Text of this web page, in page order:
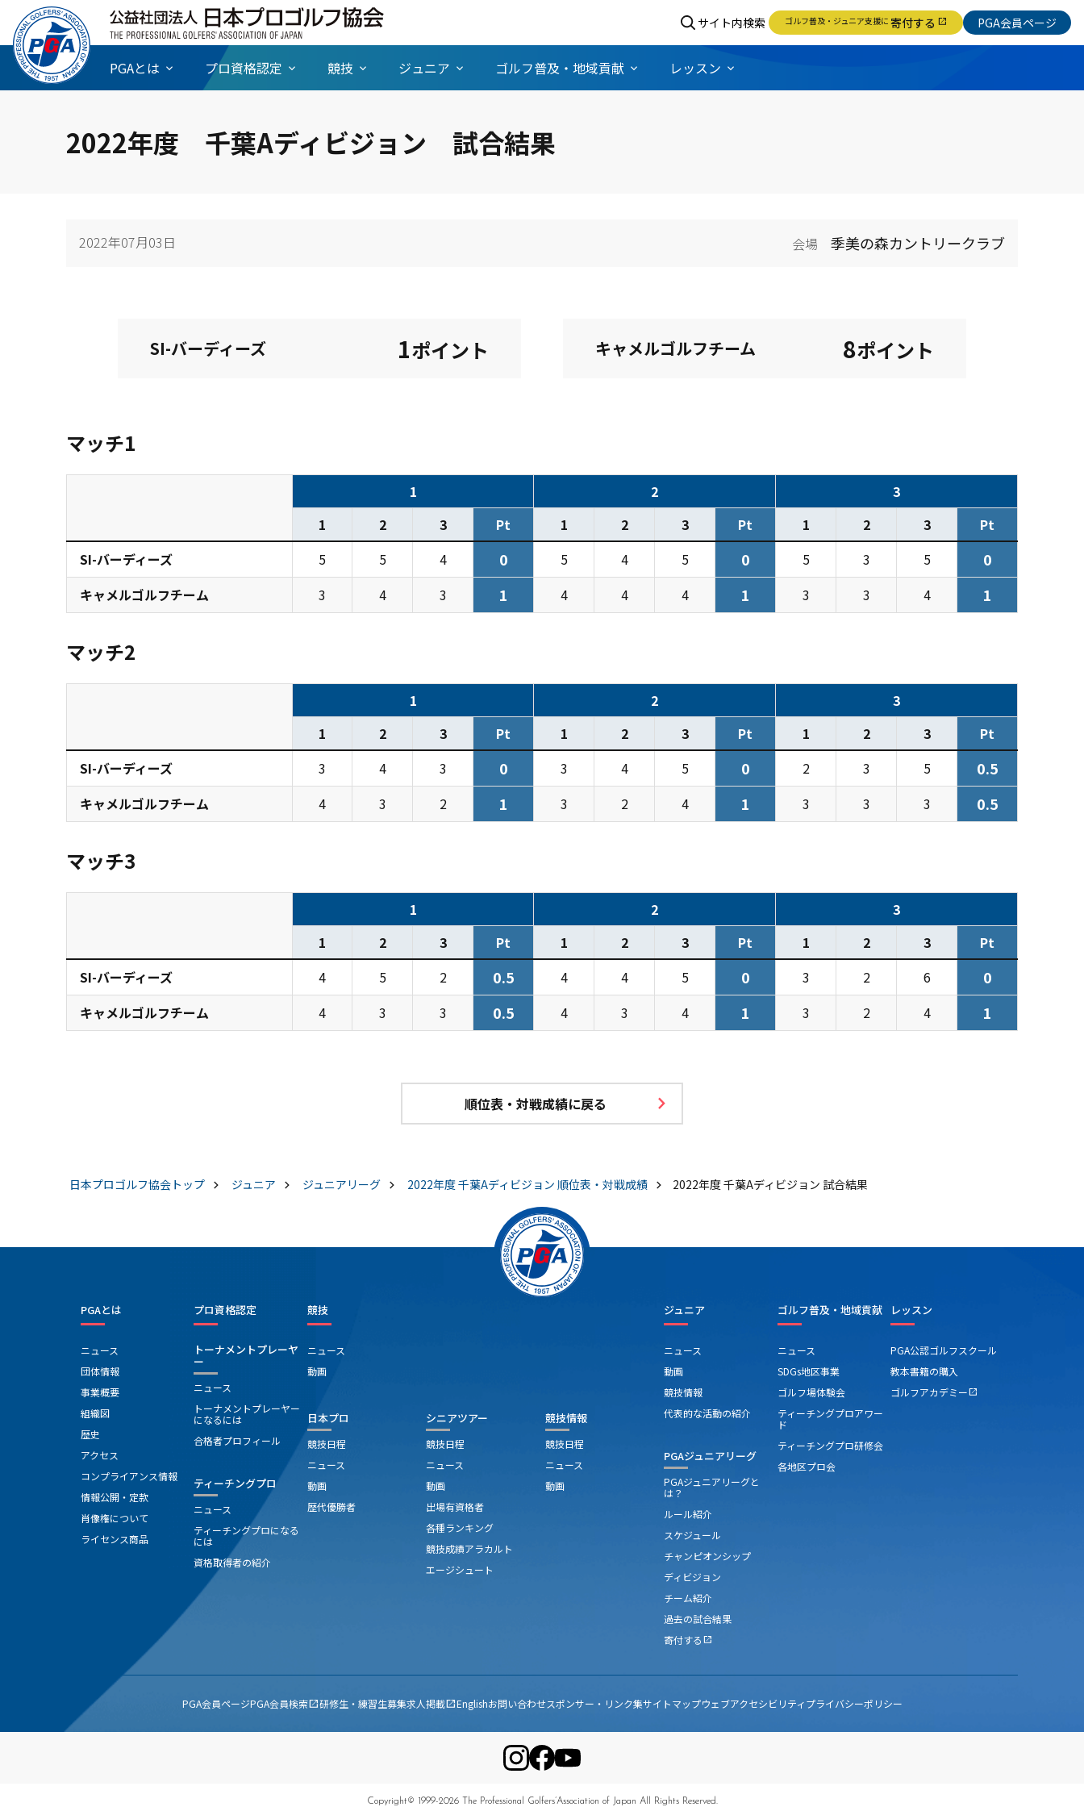
サイト内検索 ゴルフ普及・ジュニア支援に 寄付する open_in_new PGA会員ページ
PGAとは プロ資格認定 競技 ジュニア ゴルフ普及・地域貢献 レッスン
2022年度 千葉Aディビジョン 試合結果
2022年07月03日 会場 季美の森カントリークラブ
SI-バーディーズ 1ポイント キャメルゴルフチーム 8ポイント
マッチ1
1 2
3
1
2 3 Pt 1 2 3 Pt 1 2 3
Pt
SI-バーディーズ
5 5 4 0 5 4 5 0 5 3 5 0
キャメルゴルフチーム 3 4 3 1 4 4 4 1 3 3 4 1
マッチ2
1 2
3
1
2 3 Pt 1 2 3 Pt 1 2 3
Pt
SI-バーディーズ
3 4 3 0 3 4 5 0 2 3 5 0.5
キャメルゴルフチーム 4 3 2 1 3 2 4 1 3 3 3 0.5
マッチ3
1 2
3
1
2 3 Pt 1 2 3 Pt 1 2 3
Pt
SI-バーディーズ
4 5 2 0.5 4 4 5 0 3 2 6 0
キャメルゴルフチーム 4 3 3 0.5 4 3 4 1 3 2 4 1
順位表・対戦成績に戻る
日本プロゴルフ協会 トップ ジュニア ジュニアリーグ 2022年度 千葉Aディビジョン 順位表・対戦成績 2022年度 千葉Aディビジョン 試合結果
PGAとは
ニュース
団体情報
事業概要
組織図
歴史
アクセス
コンプライアンス情報
情報公開・定款
肖像権について
ライセンス商品
プロ資格認定
トーナメントプレーヤ
ー
ニュース
トーナメントプレーヤー
になるには
合格者プロフィール
ティーチングプロ
ニュース
ティーチングプロになる
には
資格取得者の紹介
競技
ニュース
動画
日本プロ
競技日程
ニュース
動画
歴代優勝者
シニアツアー
競技日程
ニュース
動画
出場有資格者
各種ランキング
競技成績アラカルト
エージシュート
競技情報
競技日程
ニュース
動画
ジュニア
ニュース
動画
競技情報
代表的な活動の紹介
PGAジュニアリーグ
PGAジュニアリーグと
は？
ルール紹介
スケジュール
チャンピオンシップ
ディビジョン
チーム紹介
過去の試合結果
寄付する open_in_new
ゴルフ普及・地域貢献
ニュース
SDGs地区事業
ゴルフ場体験会
ティーチングプロアワー
ド
ティーチングプロ研修会
各地区プロ会
レッスン
PGA公認ゴルフスクール
教本書籍の購入
ゴルフアカデミー open_in_new
PGA会員ページPGA会員検索open_in_new研修生・練習生募集求人掲載open_in_newEnglishお問い合わせスポンサー・リンク集サイトマップウェブアクセシビリティプライバシーポリシー
Copyright© 1999-2026 The Professional Golfers’Association of Japan All Rights Reserved.